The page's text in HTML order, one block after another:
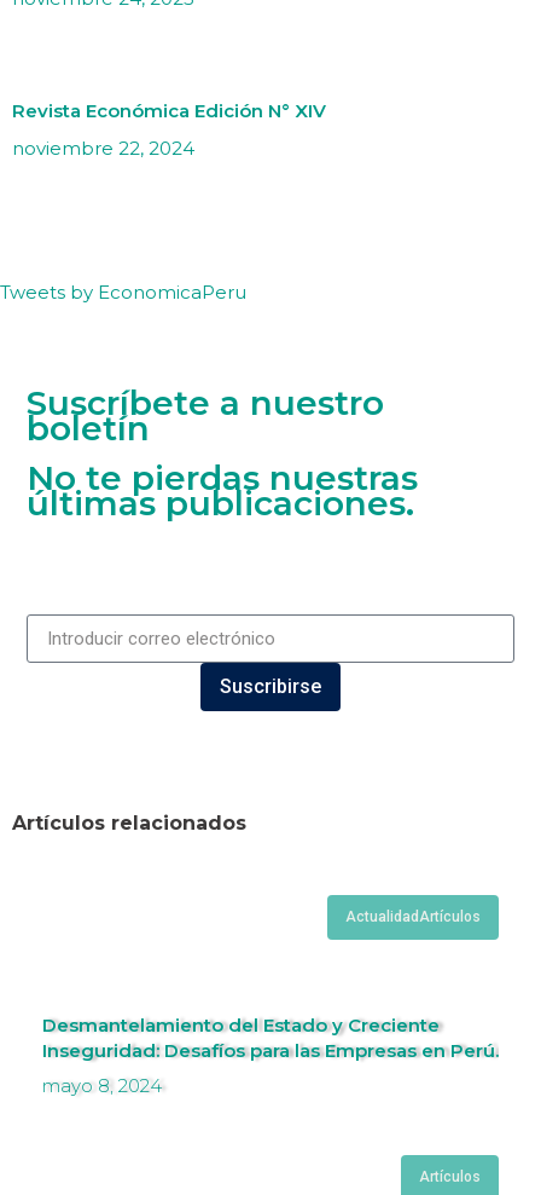
Revista Económica Edición N° XIV
noviembre 22, 2024
Tweets by EconomicaPeru
Suscríbete a nuestro
boletín
No te pierdas nuestras
últimas publicaciones.
Suscribirse
Artículos relacionados
ActualidadArtículos
Desmantelamiento del Estado y Creciente
Inseguridad: Desafíos para las Empresas en Perú.
mayo 8, 2024
Artículos